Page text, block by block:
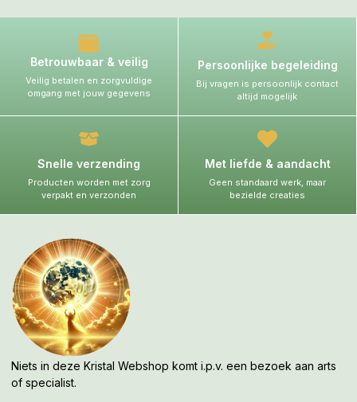
Betrouwbaar & veilig
Veilig betalen en zorgvuldige
omgang met jouw gegevens
Persoonlijke begeleiding
Bij vragen is persoonlijk contact
altijd mogelijk
Snelle verzending
Producten worden met zorg
verpakt en verzonden
Met liefde & aandacht
Geen standaard werk, maar
bezielde creaties
Niets in deze Kristal Webshop komt i.p.v. een bezoek aan arts
of specialist.